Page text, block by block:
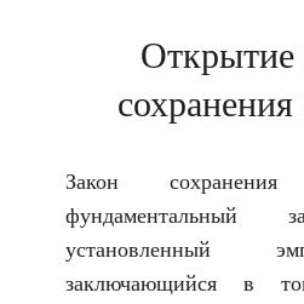
Открытие
сохранения
Закон
фундаментальный
установленный
заключающийся в